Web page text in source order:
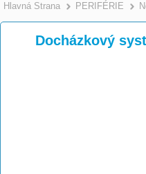
Hlavná Strana PERIFÉRIE
Docházkový